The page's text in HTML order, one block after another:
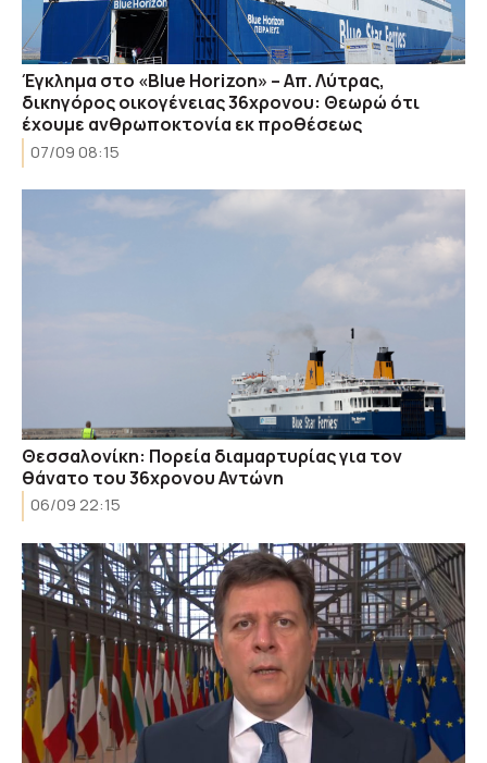
Έγκλημα στο «Blue Horizon» – Απ. Λύτρας,
δικηγόρος οικογένειας 36χρονου: Θεωρώ ότι
έχουμε ανθρωποκτονία εκ προθέσεως
07/09 08:15
Θεσσαλονίκη: Πορεία διαμαρτυρίας για τον
θάνατο του 36χρονου Αντώνη
06/09 22:15